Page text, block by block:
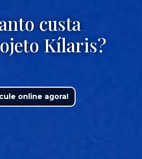
custa
Kílaris?
online agora!